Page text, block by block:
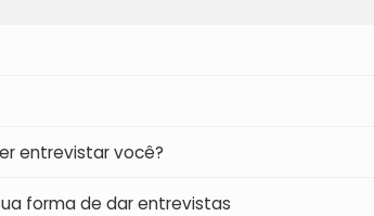
entrevistar você?
forma de dar entrevistas